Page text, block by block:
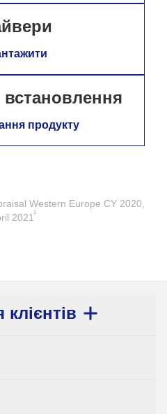
встановлення
продукту
Western Europe CY 2020,
2021 1